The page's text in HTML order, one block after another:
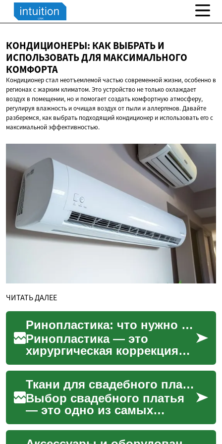
КОНДИЦИОНЕРЫ: КАК ВЫБРАТЬ И
ИСПОЛЬЗОВАТЬ ДЛЯ МАКСИМАЛЬНОГО
КОМФОРТА
Кондиционер стал неотъемлемой частью современной жизни, особенно в
регионах с жарким климатом. Это устройство не только охлаждает
воздух в помещении, но и помогает создать комфортную атмосферу,
регулируя влажность и очищая воздух от пыли и аллергенов. Давайте
разберемся, как выбрать подходящий кондиционер и использовать его с
максимальной эффективностью.
ЧИТАТЬ ДАЛЕЕ
Ринопластика: что нужно знать об операции на носу
Ринопластика — это
хирургическая коррекция
формы и функции носа,
которая может сочетать
эстетические и
медицинские це...
Ткани для свадебного платья: Что нужно знать
Выбор свадебного платья
— это одно из самых
значимых решений для
невесты, и ключевую роль